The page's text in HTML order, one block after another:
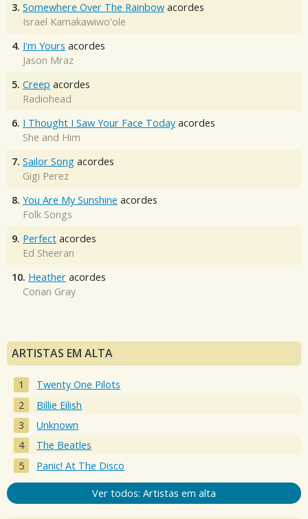
3. Somewhere Over The Rainbow acordes
Israel Kamakawiwo'ole
4. I'm Yours acordes
Jason Mraz
5. Creep acordes
Radiohead
6. I Thought I Saw Your Face Today acordes
She and Him
7. Sailor Song acordes
Gigi Perez
8. You Are My Sunshine acordes
Folk Songs
9. Perfect acordes
Ed Sheeran
10. Heather acordes
Conan Gray
ARTISTAS EM ALTA
Twenty One Pilots
Billie Eilish
Unknown
The Beatles
Panic! At The Disco
Ver todos: Artistas em alta